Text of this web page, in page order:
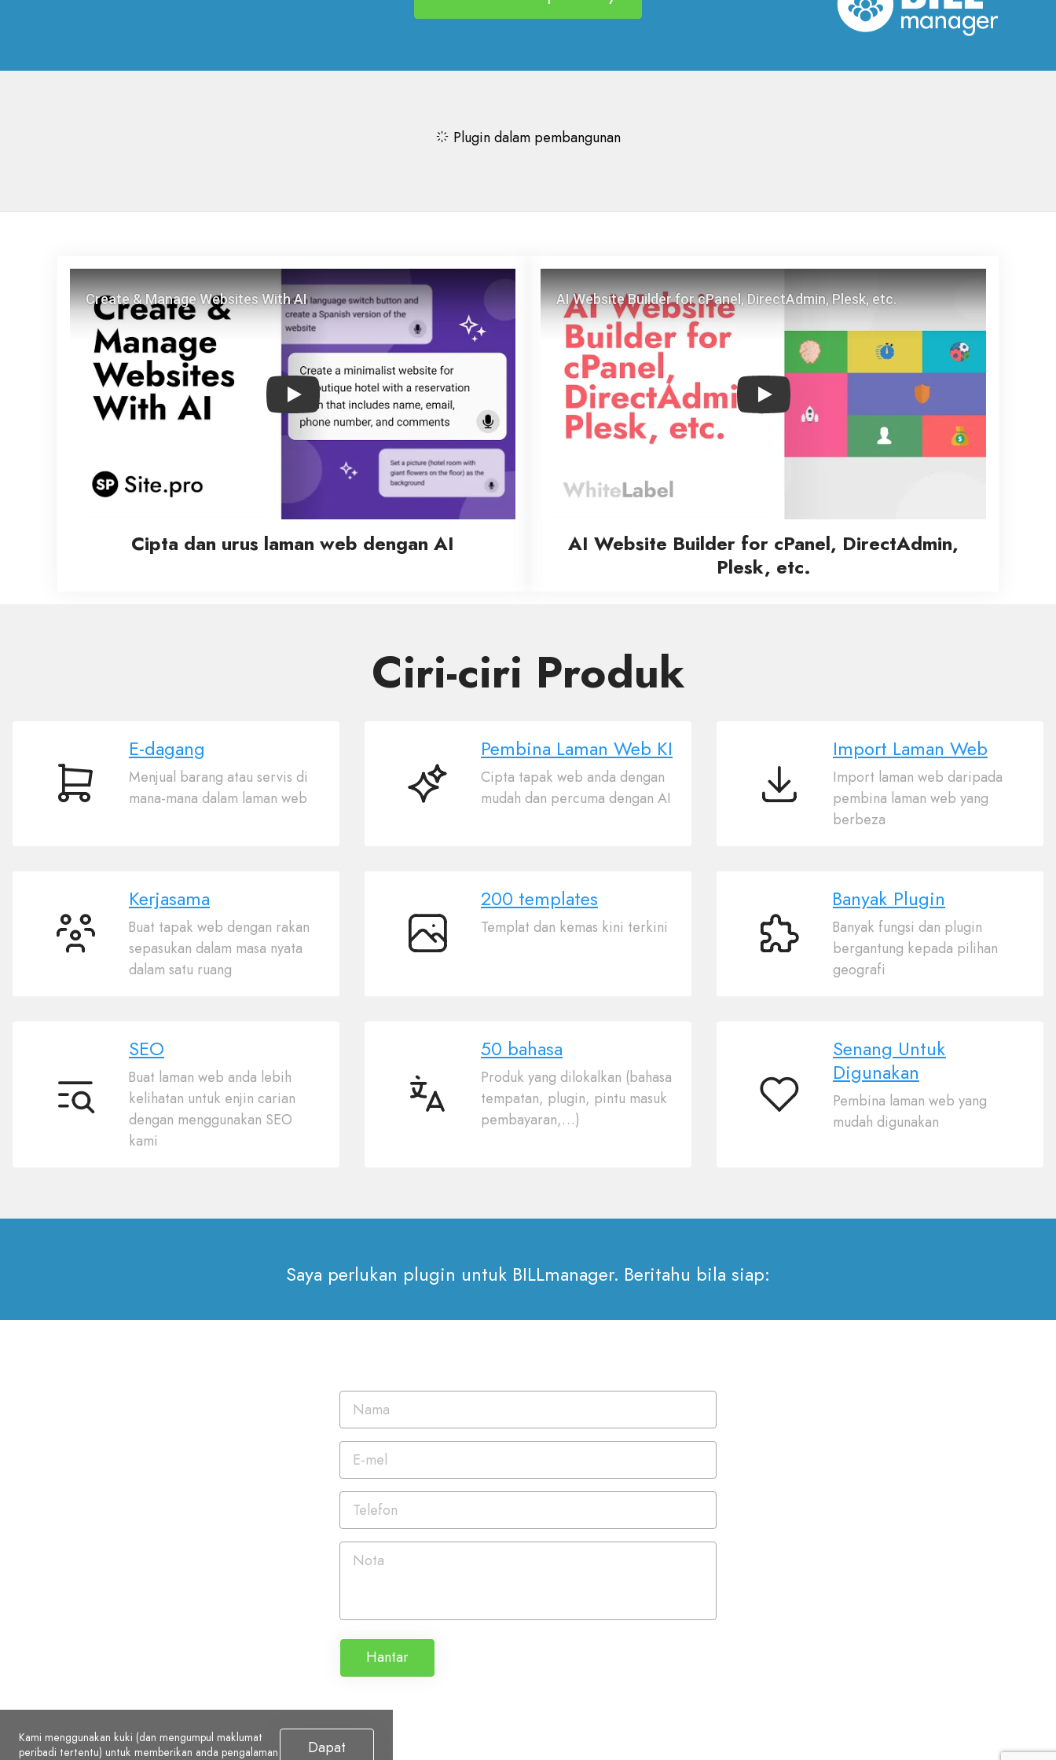
Plugin dalam pembangunan
Play
Cipta dan urus laman web dengan AI
Play
AI Website Builder for cPanel, DirectAdmin,
Plesk, etc.
Ciri-ciri Produk
E-
E-dagang
Menjual barang atau servis di
mana-mana dalam laman web
Pembina
Pembina Laman Web KI
Cipta tapak web anda dengan
mudah dan percuma dengan AI
Import
Import Laman Web
Import laman web daripada
pembina laman web yang
berbeza
Kerjasama
Kerjasama
Buat tapak web dengan rakan
sepasukan dalam masa nyata
dalam satu ruang
200
200 templates
Templat dan kemas kini terkini
Banyak
Banyak Plugin
Banyak fungsi dan plugin
bergantung kepada pilihan
geografi
SEO
SEO
Buat laman web anda lebih
kelihatan untuk enjin carian
dengan menggunakan SEO
kami
50
50 bahasa
Produk yang dilokalkan (bahasa
tempatan, plugin, pintu masuk
pembayaran,…)
Senang
Senang Untuk
Digunakan
Pembina laman web yang
mudah digunakan
Saya perlukan plugin untuk BILLmanager. Beritahu bila siap:
Hantar
Kami menggunakan kuki (dan mengumpul maklumat
peribadi tertentu) untuk memberikan anda pengalaman
Dapat